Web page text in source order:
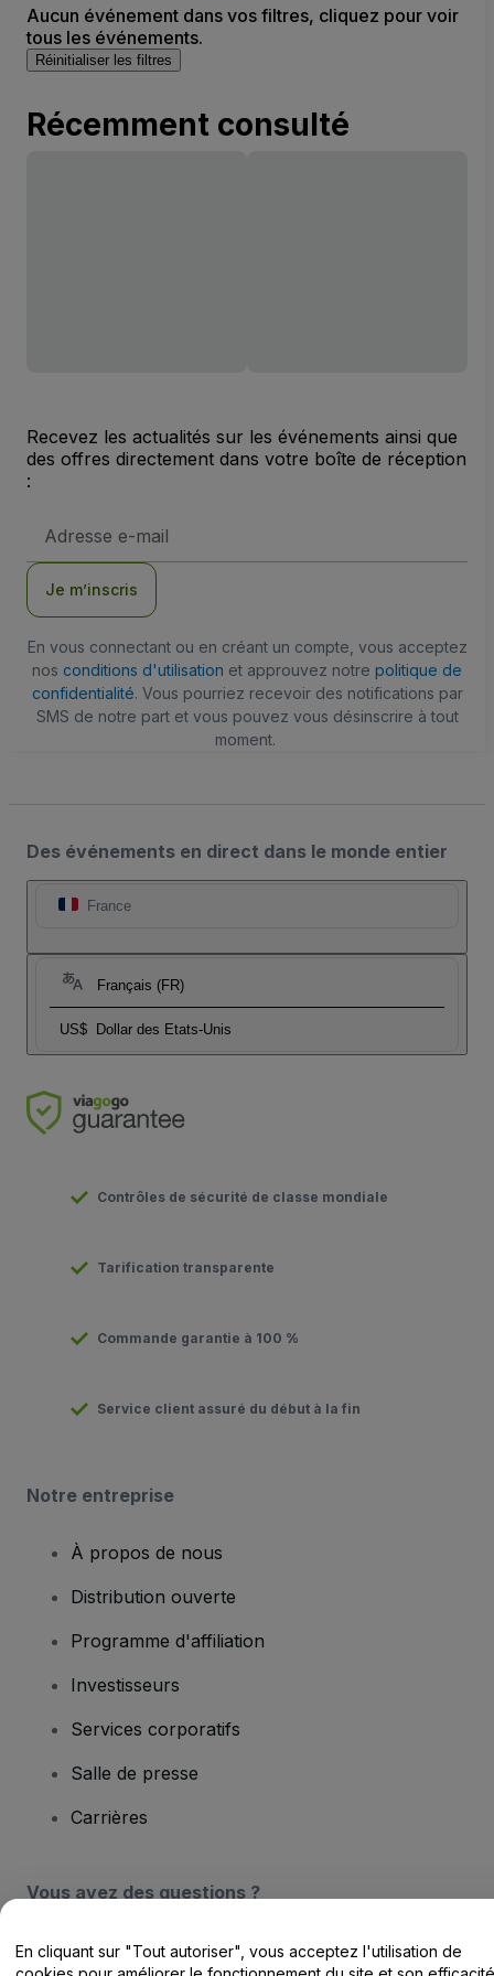
Aucun événement dans vos filtres, cliquez pour voir
tous les événements.
Réinitialiser les filtres
Récemment consulté
Recevez les actualités sur les événements ainsi que
des offres directement dans votre boîte de réception
:
e-
Je m’inscris
En vous connectant ou en créant un compte, vous acceptez
nos conditions d'utilisation et approuvez notre politique de
confidentialité. Vous pourriez recevoir des notifications par
SMS de notre part et vous pouvez vous désinscrire à tout
moment.
Des événements en direct dans le monde entier
France
Français (FR)
US$ Dollar des Etats-Unis
Contrôles de sécurité de classe mondiale
Tarification transparente
Commande garantie à 100 %
Service client assuré du début à la fin
Notre entreprise
À propos de nous
Distribution ouverte
Programme d'affiliation
Investisseurs
Services corporatifs
Salle de presse
Carrières
Vous avez des questions ?
Centre d'assistance / Nous contacter
En cliquant sur "Tout autoriser", vous acceptez l'utilisation de